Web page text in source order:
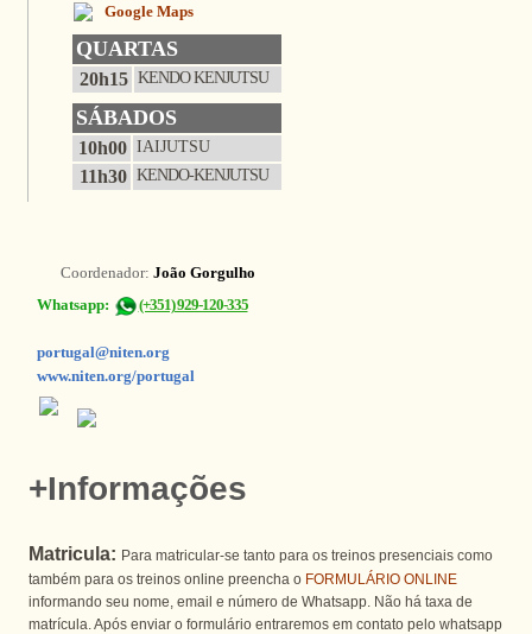
Google Maps
QUARTAS
20h15 KENDO KENJUTSU
SÁBADOS
10h00 IAIJUTSU
11h30 KENDO-KENJUTSU
Coordenador: João Gorgulho
Whatsapp:
(+351) 929-120-335
portugal@niten.org
www.niten.org/portugal
+Informações
Matricula: Para matricular-se tanto para os treinos presenciais como
também para os treinos online preencha o FORMULÁRIO ONLINE
informando seu nome, email e número de Whatsapp. Não há taxa de
matrícula. Após enviar o formulário entraremos em contato pelo whatsapp